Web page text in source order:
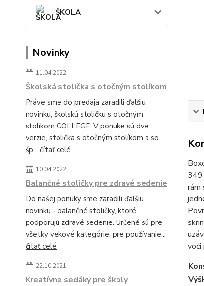
ŠKOLA
Novinky
11.04.2022
Školská stolička s otočným stolíkom
Práve sme do predaja zaradili ďalšiu
novinku, školskú stoličku s otočným
stolíkom COLLEGE. V ponuke sú dve
verzie, stolička s otočným stolíkom a so
šp... čítať celé
10.04.2022
Balančné stoličky pre zdravé sedenie
Do našej ponuky sme zaradili ďalšiu
novinku - balančné stoličky, ktoré
podporujú zdravé sedenie. Určené sú pre
všetky vekové kategórie, pre používanie...
čítať celé
22.10.2021
Kreatívne sedáky pre školy
349
rám
voči